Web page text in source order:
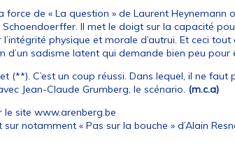
force de « La question » de Laurent Heynemann
Schoendoerffer. Il met le doigt sur la capacité
physique et morale d’autrui. Et ceci
d’un sadisme latent qui demande bien peu pour
(**). C’est un coup réussi. Dans lequel, il ne faut
Jean-Claude Grumberg, le scénario. (m.c.a)
le sitewww.arenberg.be
notamment « Pas sur la bouche » d’Alain